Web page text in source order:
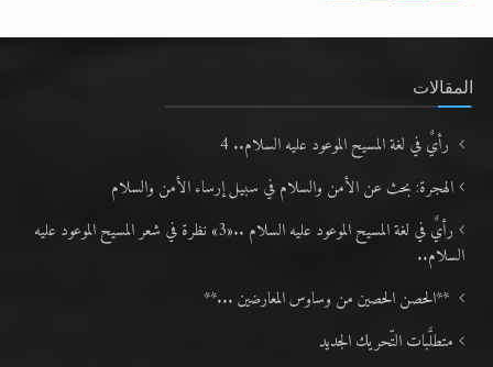
المقالات
رأيٌ في لغة المسيح الموعود عليه السلام.. 4
الهجرة: بحث عن الأمن والسلام في سبيل إرساء الأمن والسلام
رأيٌ في لغة المسيح الموعود عليه السلام ..«3» نظرة في شعر المسيح الموعود عليه
السلام..
**الحصن الحصين من وساوس المعارضين ...**
متطلَّبات التّحريك الجديد